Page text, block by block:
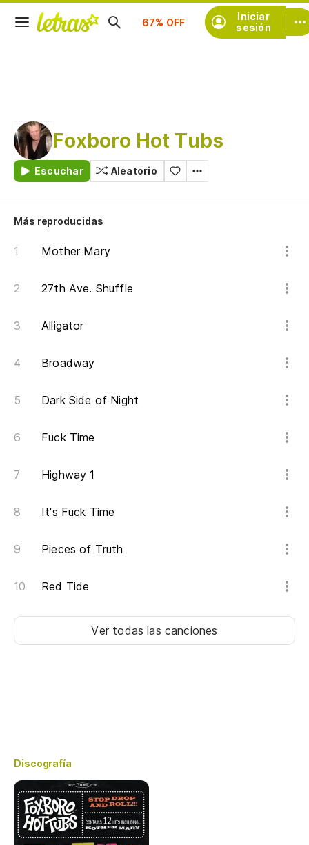
Iniciar
sesión
Suscríbete
Foxboro Hot Tubs
Escuchar Aleatorio
Más reproducidas
Mother Mary
27th Ave. Shuffle
Alligator
Broadway
Dark Side of Night
Fuck Time
Highway 1
It's Fuck Time
Pieces of Truth
Red Tide
Ver todas las canciones
Discografía